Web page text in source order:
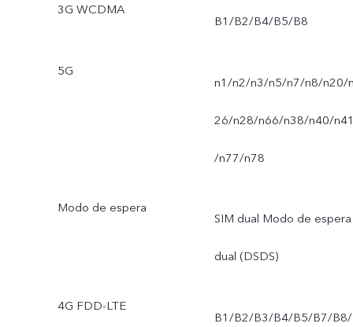
3G WCDMA
B1/B2/B4/B5/B8
5G
n1/n2/n3/n5/n7/n8/n20/
26/n28/n66/n38/n40/
/n77/n78
Modo de espera
SIM dual Modo de espera
dual (DSDS)
4G FDD-LTE
B1/B2/B3/B4/B5/B7/B8/